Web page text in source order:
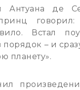
Антуана де
говорил:
Встал
порядок – и
планету».